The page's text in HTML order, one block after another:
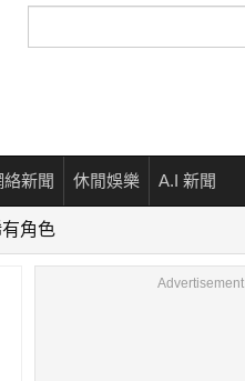
尋
絡新聞 休閒娛樂 A.I 新聞
角色
Advertisement